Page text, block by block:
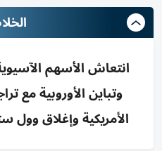
وتباين الأوروبية مع
الأمريكية وإغلاق وول